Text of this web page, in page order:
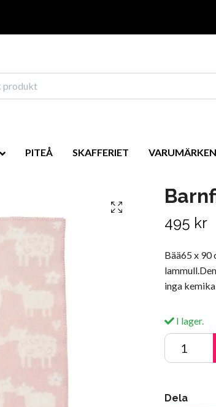
PITEÅ SKAFFERIET VARUMÄRKEN
495 kr
Bää65 x
inga
I lager.
Dela